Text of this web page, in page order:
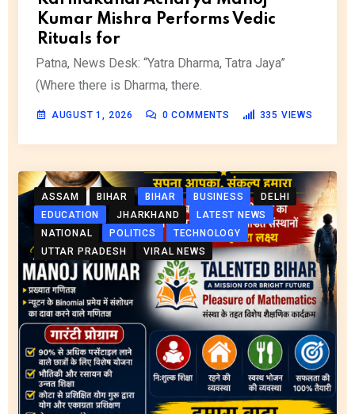
Kumar Mishra Performs Vedic
Rituals for
Patna, News Desk: “Yatra Dharma, Tatra Jaya”
(Where there is Dharma, there.
AUGUST 1, 2026 0 COMMENTS 335 VIEWS
ASSAM BIHAR BIHAR BUSINESS
DELHI
EDUCATION
JHARKHAND
LATEST NEWS
NATIONAL
POLITICS
TECHNOLOGY
UTTAR PRADESH
VIRAL NEWS